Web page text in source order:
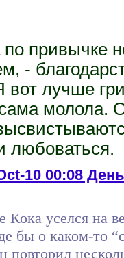
по привычке
-
вот лучше
молола.
любоваться.
10 00:08
Кока уселся на
бы о каком-то
повторил